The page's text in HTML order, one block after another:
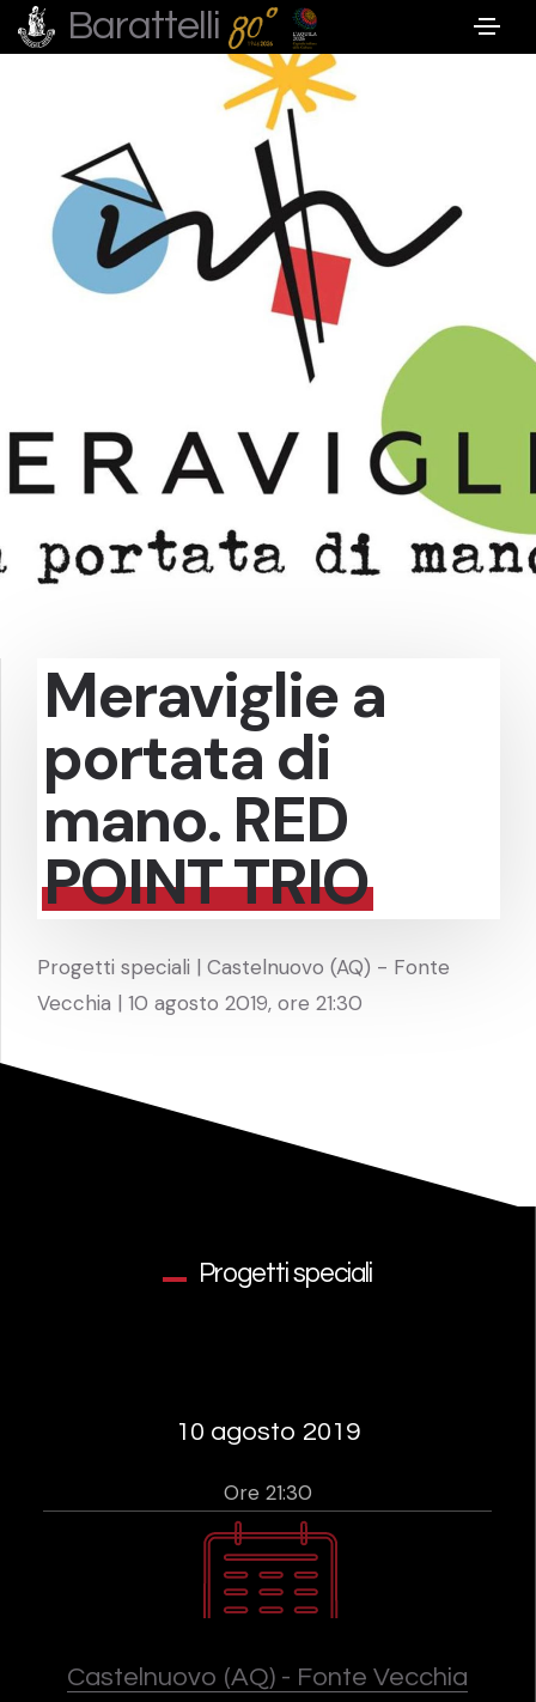
Barattelli
Meraviglie a
portata di
mano. RED
POINT TRIO
Progetti speciali | Castelnuovo (AQ) - Fonte
Vecchia | 10 agosto 2019, ore 21:30
Progetti speciali
10 agosto 2019
Ore 21:30
Castelnuovo (AQ) - Fonte Vecchia